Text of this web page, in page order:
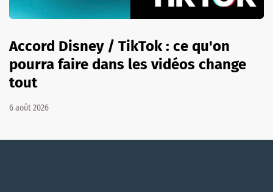
Accord Disney / TikTok : ce qu'on
pourra faire dans les vidéos change
tout
6 août 2026